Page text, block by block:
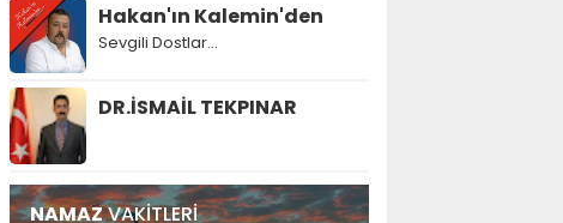
Hakan'ın Kalemin'den
Sevgili Dostlar...
DR.İSMAİL TEKPINAR
NAMAZVAKİTLERİ